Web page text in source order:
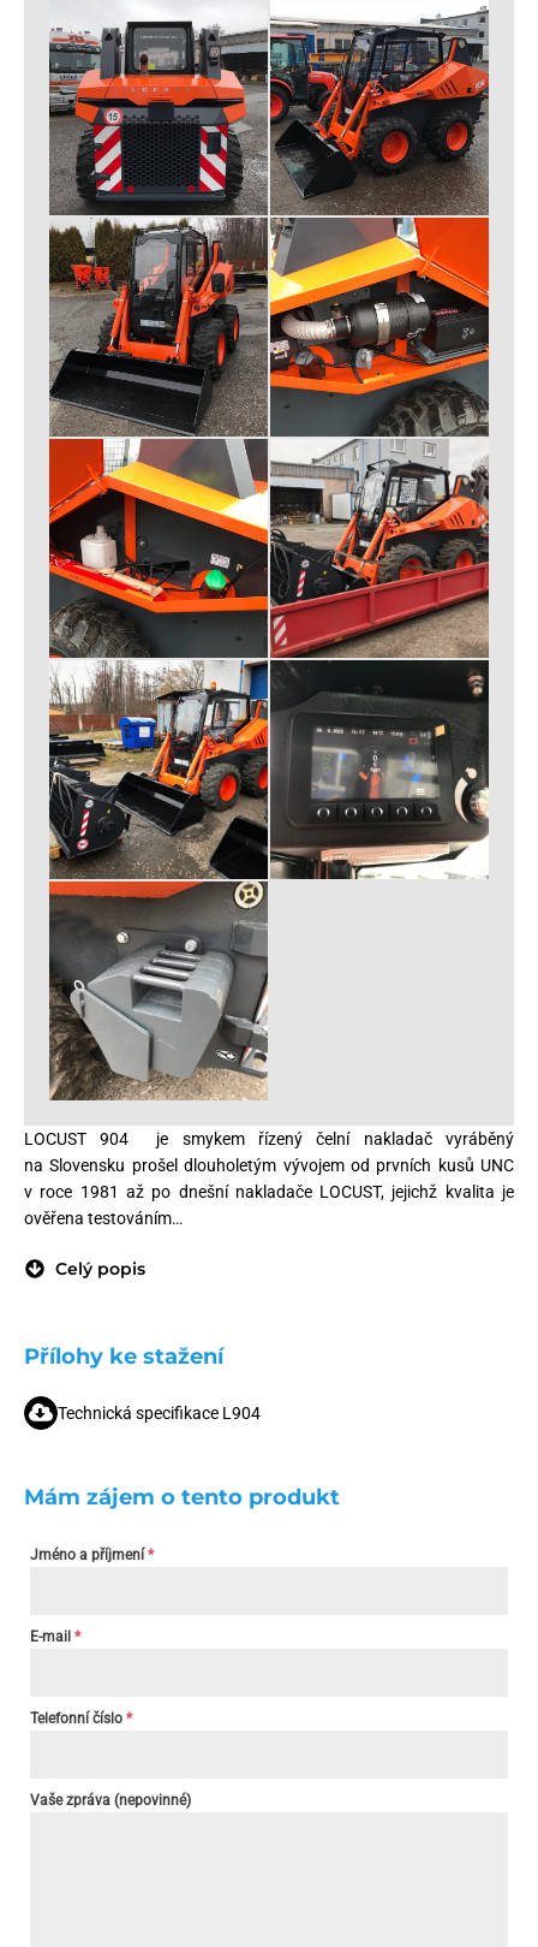
LOCUST 904 je smykem řízený čelní nakladač vyráběný
na Slovensku prošel dlouholetým vývojem od prvních kusů UNC
v roce 1981 až po dnešní nakladače LOCUST, jejichž kvalita je
ověřena testováním…
Celý popis
Přílohy ke stažení
Technická specifikace L904
Mám zájem o tento produkt
Jméno a příjmení *
E-mail *
Telefonní číslo *
Vaše zpráva (nepovinné)